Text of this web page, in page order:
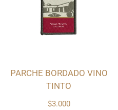
$3.000
PARCHE BORDADO VINO
TINTO